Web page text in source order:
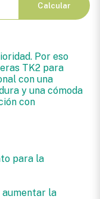
Calcular
Por eso
TK2 para
con una
y una cómoda
con
para la
la